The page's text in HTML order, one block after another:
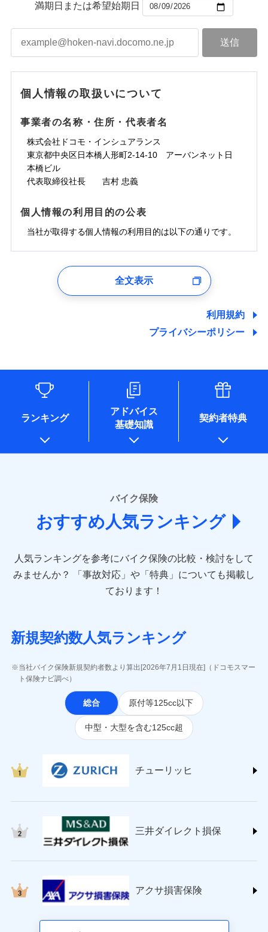
満期日または希望始期日
個人情報の取扱いについて
事業者の名称・住所・代表者名
株式会社ドコモ・インシュアランス
東京都中央区日本橋人形町2-14-10 アーバンネット日
本橋ビル
代表取締役社長 吉村 忠義
個人情報の利用目的の公表
当社が取得する個人情報の利用目的は以下の通りです。
ユーザー登録受付および、管理のため
しくは委託を受けている保険会社・提携会社の保険その他に
た維持管理等の委託業務遂行のため、またそれらに付帯、関
情報を取引のある他の保険会社の商品・サービスをご提案す
るために利用させていただくことがあります。）
各種セミナーの開催のため
アンケートやキャンペーン等の実施のため
上記に係る案内・手続き・管理等付帯業務を行うため
* 当社が委託を受けている保険会社の情報は、保険会社
のホームページに掲載しておりますので、ご確認くださ
あいおいニッセイ同和損害保険株式会社
(https://www.aioinissaydowa.co.jp/)
アクサ損害保険株式会社 (https://www.axa-
アニコム損害保険株式会社 (https://www.anicom-
sompo.co.jp/)
東京海上ダイレクト損害保険株式会社
(https://www.e-design.net/)
ＳＢＩ損害保険株式会社
ジェイアイ傷害火災保険株式会社
(https://www.jihoken.co.jp/)
ソニー損害保険株式会社
(https://www.sonysonpo.co.jp/)
損害保険ジャパン株式会社 (https://www.sompo-
japan.co.jp/)
ＳＯＭＰＯダイレクト損害保険株式会社
チューリッヒ保険会社 (https://www.zurich.co.jp/)
(https://www.nisshinfire.co.jp/)
ペット＆ファミリー損害保険株式会社
(https://www.petfamilyins.co.jp/)
三井住友海上火災保険株式会社 (https://www.ms-
三井ダイレクト損害保険株式会社
(https://www.mitsui-direct.co.jp/)
全文表示
利用規約
プライバシーポリシー
ランキング
アドバイス
基礎知識
契約者特典
バイク保険
おすすめ人気ランキング
人気ランキングを参考にバイク保険の比較・検討をして
みませんか？
「事故対応」や「特典」についても掲載し
ております！
新規契約数人気ランキング
当社バイク保険新規契約者数より算出[2026年7月1日現在]（ドコモスマー
ト保険ナビ調べ）
総合 原付等125cc以下
中型・大型を含む125cc超
チューリッヒ
三井ダイレクト損保
アクサ損害保険